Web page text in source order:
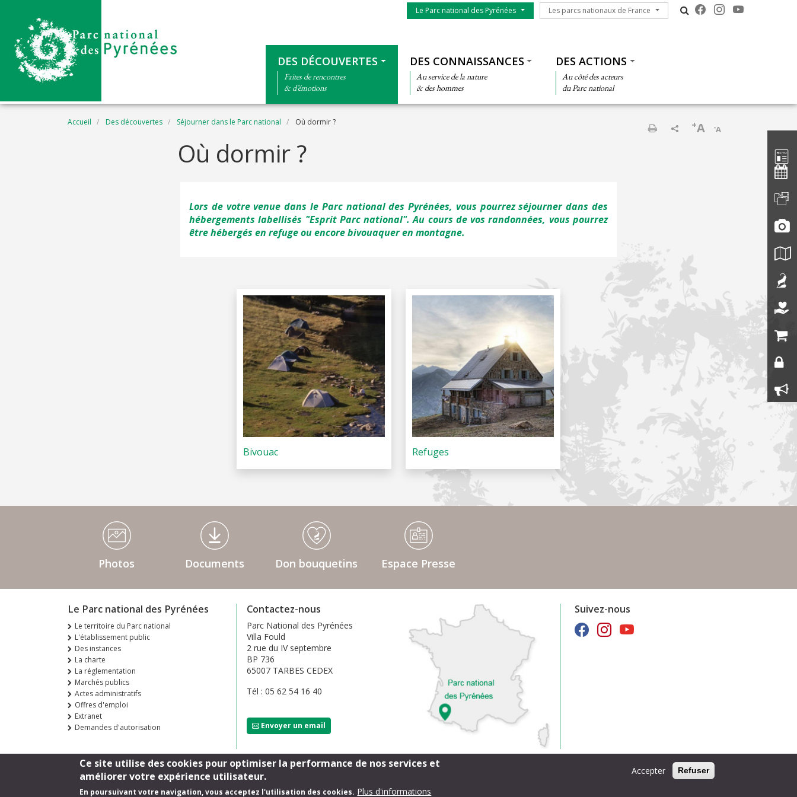
Menu du parc
Le Parc national des Pyrénées Les parcs nationaux de France
Les parcs nationaux de France
DES DÉCOUVERTES
Faites de rencontres
& d’émotions
DES CONNAISSANCES
Au service de la nature
& des hommes
DES ACTIONS
Au côté des acteurs
du Parc national
Fil d'Ariane
Accueil Des découvertes Séjourner dans le Parc national Où dormir ?
-A
+A
Où dormir ?
Lors de votre venue dans le Parc national des Pyrénées, vous pourrez séjourner dans des
hébergements labellisés "Esprit Parc national". Au cours de vos randonnées, vous pourrez
être hébergés en refuge ou encore bivouaquer en montagne.
Bivouac Refuges
Médiathèque Footer
Photos Documents Don bouquetins Espace Presse
Le Parc national des Pyrénées
Le territoire du Parc national
L'établissement public
Des instances
La charte
La réglementation
Marchés publics
Actes administratifs
Offres d'emploi
Extranet
Demandes d'autorisation
Contactez-nous
Parc National des Pyrénées
Villa Fould
2 rue du IV septembre
BP 736
65007 TARBES CEDEX
Tél : 05 62 54 16 40
Envoyer un email
Suivez-nous
Mentions légales Extranet
Ce site utilise des cookies pour optimiser la performance de nos services et
améliorer votre expérience utilisateur.
En poursuivant votre navigation, vous acceptez l'utilisation des cookies. Plus d'informations
Accepter Refuser